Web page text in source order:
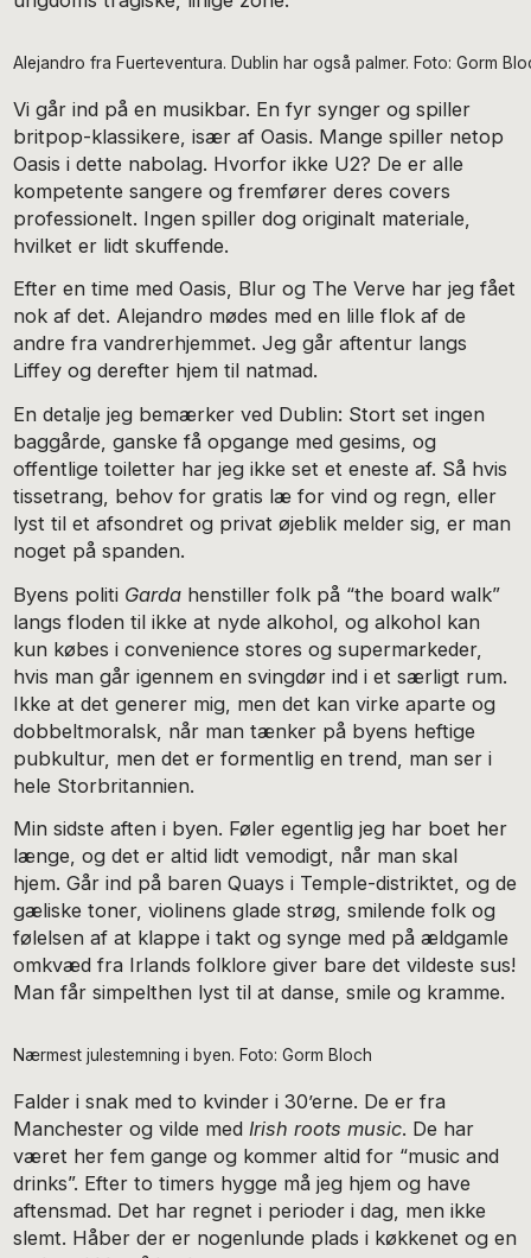
Alejandro fra Fuerteventura. Dublin har også palmer. Foto: Gorm
Vi går ind på en musikbar. En fyr synger og spiller
britpop-klassikere, især af Oasis. Mange spiller netop
Oasis i dette nabolag. Hvorfor ikke U2? De er alle
kompetente sangere og fremfører deres covers
professionelt. Ingen spiller dog originalt materiale,
hvilket er lidt skuffende.
Efter en time med Oasis, Blur og The Verve har jeg fået
nok af det. Alejandro mødes med en lille flok af de
andre fra vandrerhjemmet. Jeg går aftentur langs
Liffey og derefter hjem til natmad.
En detalje jeg bemærker ved Dublin: Stort set ingen
baggårde, ganske få opgange med gesims, og
offentlige toiletter har jeg ikke set et eneste af. Så hvis
tissetrang, behov for gratis læ for vind og regn, eller
lyst til et afsondret og privat øjeblik melder sig, er man
noget på spanden.
Byens politi Garda henstiller folk på “the board walk”
langs floden til ikke at nyde alkohol, og alkohol kan
kun købes i convenience stores og supermarkeder,
hvis man går igennem en svingdør ind i et særligt rum.
Ikke at det generer mig, men det kan virke aparte og
dobbeltmoralsk, når man tænker på byens heftige
pubkultur, men det er formentlig en trend, man ser i
hele Storbritannien.
Min sidste aften i byen. Føler egentlig jeg har boet her
længe, og det er altid lidt vemodigt, når man skal
hjem. Går ind på baren Quays i Temple-distriktet, og de
gæliske toner, violinens glade strøg, smilende folk og
følelsen af at klappe i takt og synge med på ældgamle
omkvæd fra Irlands folklore giver bare det vildeste sus!
Man får simpelthen lyst til at danse, smile og kramme.
Nærmest julestemning i byen. Foto: Gorm Bloch
Falder i snak med to kvinder i 30’erne. De er fra
Manchester og vilde medIrish roots music. De har
været her fem gange og kommer altid for “music and
drinks”. Efter to timers hygge må jeg hjem og have
aftensmad. Det har regnet i perioder i dag, men ikke
slemt. Håber der er nogenlunde plads i køkkenet og en